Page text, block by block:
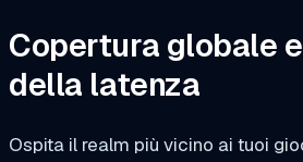
Copertura globale
della latenza
Ospita il realm più vicino ai tuoi